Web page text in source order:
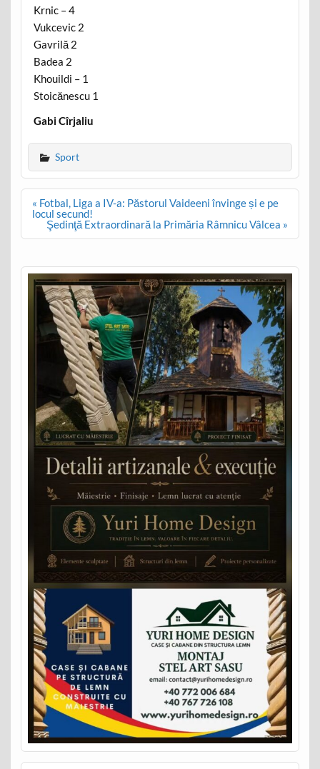
Krnic – 4
Vukcevic 2
Gavrilă 2
Badea 2
Khouildi – 1
Stoicănescu 1
Gabi Cîrjaliu
Sport
Post
navigation
« Fotbal, Liga a IV-a: Păstorul Vaideeni învinge și e pe
locul secund!
Şedinţă Extraordinară la Primăria Râmnicu Vâlcea »